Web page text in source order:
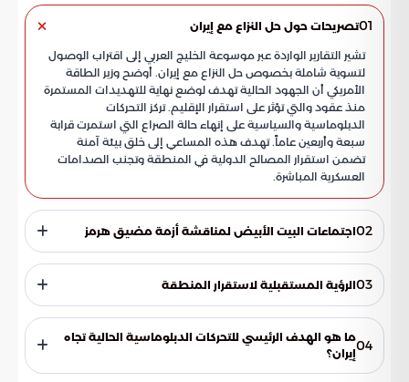
01تصريحات حول حل النزاع مع إيران
تشير التقارير الواردة عبر موسوعة الخليج العربي إلى اقتراب الوصول
لتسوية شاملة بخصوص حل النزاع مع إيران. أوضح وزير الطاقة
الأمريكي أن الجهود الحالية تهدف لوضع نهاية للتهديدات المستمرة
منذ عقود والتي تؤثر على استقرار الإقليم. تركز التحركات
الدبلوماسية والسياسية على إنهاء حالة الصراع التي استمرت قرابة
سبعة وأربعين عاماً. تهدف هذه المساعي إلى خلق بيئة آمنة
تضمن استقرار المصالح الدولية في المنطقة وتجنب الصدامات
العسكرية المباشرة.
02اجتماعات البيت الأبيض لمناقشة أزمة مضيق هرمز
شهد البيت الأبيض نقاشات مكثفة داخل غرفة العمليات لبحث
التطورات الأخيرة المتعلقة بسلامة الملاحة في مضيق هرمز.
شملت المداولات مراجعة مسار المفاوضات الجارية والبحث في
العالمية. يسعى المسؤولون للوصول إلى تفاهمات تضمن أمن
الممرات المائية وتنهي حالة التوتر القائمة. تبرز هذه الاجتماعات
القلق الدولي المتزايد من احتمال تعطل إمدادات الطاقة وتأثير
03الرؤية المستقبلية لاستقرار المنطقة
يرتبط استقرار الإقليم بشكل مباشر بسلامة تدفقات الطاقة عبر
الممرات البحرية الحيوية. تضع الإدارة الأمريكية ملف حل النزاع مع
إيران على رأس أولوياتها لضمان عدم تأثر المصالح الدولية بالخلافات
السياسية القائمة في الشرق الأوسط. تعكس الاجتماعات المكثفة
04ما هو الهدف الرئيسي للتحركات الدبلوماسية الحالية تجاه
إيران؟